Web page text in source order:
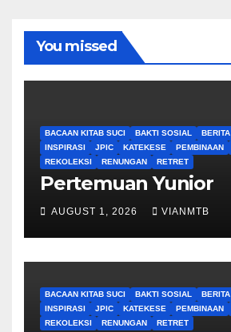
You missed
BACAAN KITAB SUCI BAKTI SOSIAL BERITA
INSPIRASI
JPIC KATEKESE PEMBINAAN
REKOLEKSI
RENUNGAN RETRET
Pertemuan Yunior
AUGUST 1, 2026 VIANMTB
BACAAN KITAB SUCI BAKTI SOSIAL BERITA
INSPIRASI
JPIC KATEKESE PEMBINAAN
REKOLEKSI
RENUNGAN RETRET